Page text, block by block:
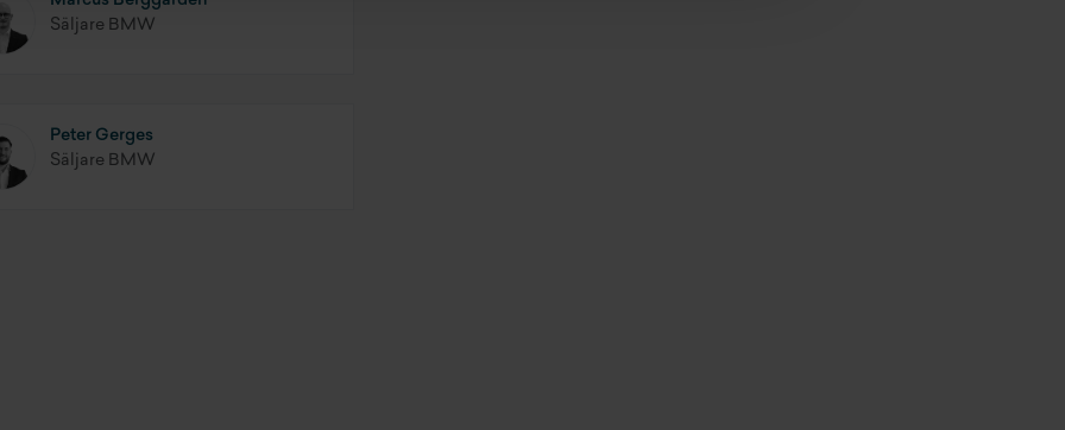
Säljare BMW
Peter Gerges
Säljare BMW